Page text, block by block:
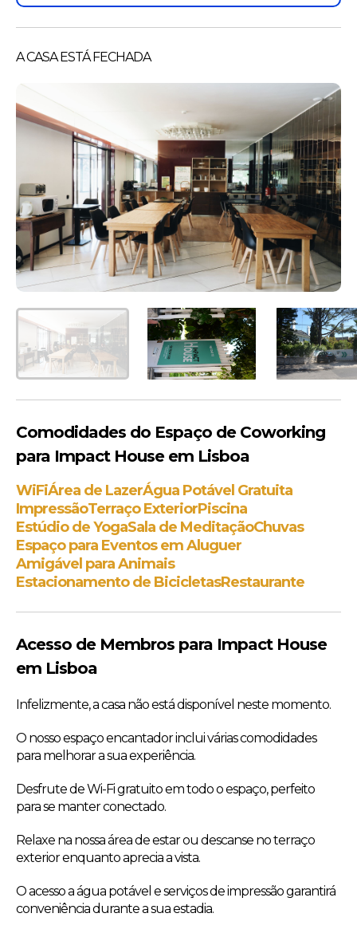
A CASA ESTÁ FECHADA
Comodidades do Espaço de Coworking
para Impact House em Lisboa
WiFiÁrea de LazerÁgua Potável Gratuita
ImpressãoTerraço ExteriorPiscina
Estúdio de YogaSala de MeditaçãoChuvas
Espaço para Eventos em Aluguer
Amigável para Animais
Estacionamento de BicicletasRestaurante
Acesso de Membros para Impact House
em Lisboa
Infelizmente, a casa não está disponível neste momento.
O nosso espaço encantador inclui várias comodidades
para melhorar a sua experiência.
Desfrute de Wi-Fi gratuito em todo o espaço, perfeito
para se manter conectado.
Relaxe na nossa área de estar ou descanse no terraço
exterior enquanto aprecia a vista.
O acesso a água potável e serviços de impressão garantirá
conveniência durante a sua estadia.